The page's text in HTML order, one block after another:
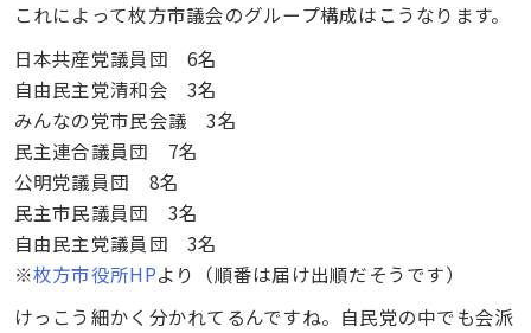
これによって枚方市議会のグループ構成はこうなります。
日本共産党議員団 6名
自由民主党清和会 3名
みんなの党市民会議 3名
民主連合議員団 7名
公明党議員団 8名
民主市民議員団 3名
自由民主党議員団 3名
※枚方市役所HPより（順番は届け出順だそうです）
けっこう細かく分かれてるんですね。自民党の中でも会派